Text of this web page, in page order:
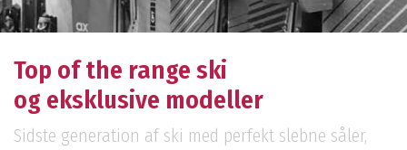
Top of the range ski
og eksklusive modeller
Sidste generation af ski med perfekt slebne såler,